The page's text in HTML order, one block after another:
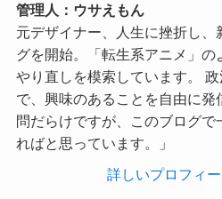
管理人：ウサえもん
元デザイナー、人生に挫折し、
グを開始。「転生系アニメ」
やり直しを模索しています。
で、興味のあることを自由に発
問だらけですが、このブログで
ればと思っています。」
詳しいプロフィ